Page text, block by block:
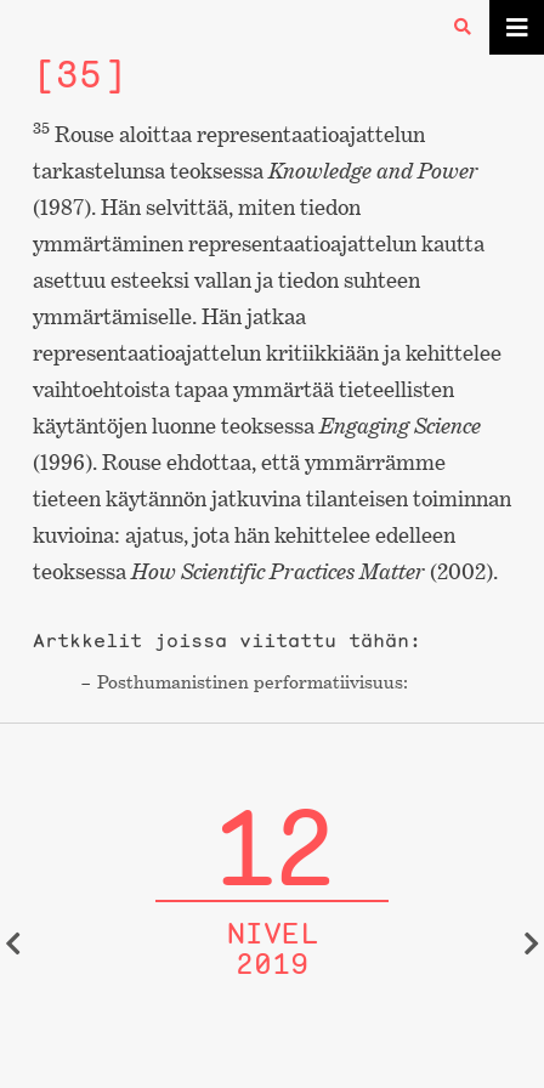
[35]
35Rouse aloittaa representaatioajattelun
tarkastelunsa teoksessaKnowledge and Power
(1987). Hän selvittää, miten tiedon
ymmärtäminen representaatioajattelun kautta
asettuu esteeksi vallan ja tiedon suhteen
ymmärtämiselle. Hän jatkaa
representaatioajattelun kritiikkiään ja kehittelee
vaihtoehtoista tapaa ymmärtää tieteellisten
käytäntöjen luonne teoksessaEngaging Science
(1996). Rouse ehdottaa, että ymmärrämme
tieteen käytännön jatkuvina tilanteisen toiminnan
kuvioina: ajatus, jota hän kehittelee edelleen
teoksessaHow Scientific Practices Matter(2002).
Artkkelit joissa viitattu tähän:
Post­humanistinen performa­tiivisuus:
12
NIVEL
2019